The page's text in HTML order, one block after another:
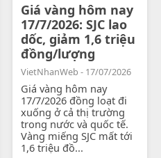
how-
Giá vàng hôm nay
17/7/2026: SJC lao
dốc, giảm 1,6 triệu
đồng/lượng
VietNhanWeb - 17/07/2026
Giá vàng hôm nay
17/7/2026 đồng loạt đi
xuống ở cả thị trường
trong nước và quốc tế.
Vàng miếng SJC mất tới
1,6 triệu đồ...